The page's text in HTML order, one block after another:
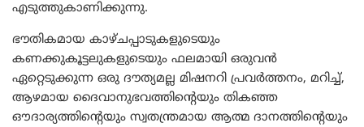
എടുത്തുകാണിക്കുന്നു.
ഭൗതികമായ കാഴ്ചപ്പാടുകളുടെയും
കണക്കുകൂട്ടലുകളുടെയും ഫലമായി ഒരുവൻ
ഏറ്റെടുക്കുന്ന ഒരു ദൗത്യമല്ല മിഷനറി പ്രവർത്തനം, മറിച്ച്,
ആഴമായ ദൈവാനുഭവത്തിന്റെയും തികഞ്ഞ
ഔദാര്യത്തിന്റെയും സ്വതന്ത്രമായ ആത്മ ദാനത്തിന്റെയും